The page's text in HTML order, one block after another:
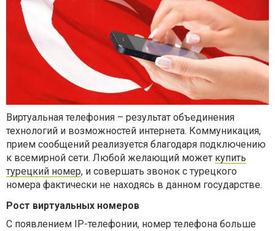
Виртуальная телефония – результат объединения
технологий и возможностей интернета. Коммуникация,
прием сообщений реализуется благодаря подключению
к всемирной сети. Любой желающий может купить
турецкий номер, и совершать звонок с турецкого
номера фактически не находясь в данном государстве.
Рост виртуальных номеров
С появлением
IP-телефонии, номер телефона больше